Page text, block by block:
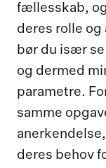
fællesskab,
deres rolle
bør du især
og dermed
parametre.
samme
deres behov